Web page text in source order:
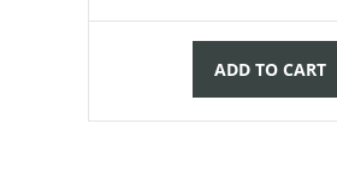
ADD TO CART